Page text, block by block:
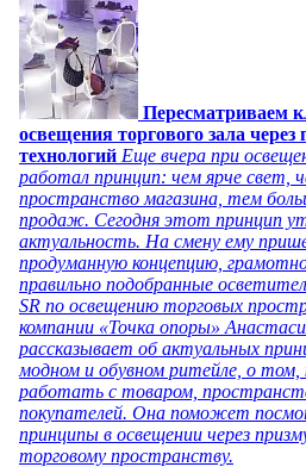
Пересматриваем
освещения торгового зала
технологий Еще вчера при
работал принцип: чем ярче свет,
пространство магазина, тем
продаж. Сегодня этот принцип
актуальность. На смену ему
продуманную концепцию, грамотно
правильно подобранные
SR по освещению торговых
компании «Точка опоры»
рассказывает об актуальных
модном и обувном ритейле, о том,
работать с товаром,
покупателей. Она поможет
принципы в освещении через
торговому пространству.